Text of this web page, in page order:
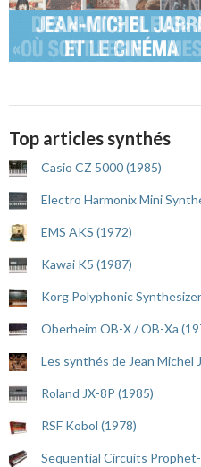
Top articles synthés
Casio CZ 5000 (1985)
Electro Harmonix Mini
EMS AKS (1972)
Kawai K5 (1987)
Korg Polyphonic
Oberheim OB-X / OB-Xa
Les synthés de Jean Michel
Roland JX-8P (1985)
RSF Kobol (1978)
Sequential Circuits